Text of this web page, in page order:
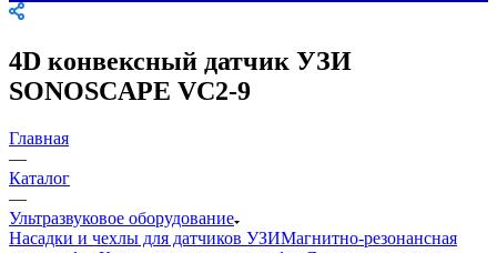
4D конвексный датчик УЗИ
SONOSCAPE VC2-9
Главная
—
Каталог
—
Ультразвуковое оборудование
Насадки и чехлы для датчиков УЗИМагнитно-резонансная